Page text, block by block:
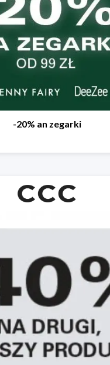
-20% an zegarki